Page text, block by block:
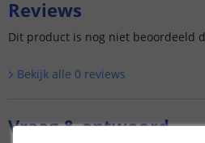
Reviews
Dit product is nog niet beoordeeld
Bekijk alle 0 reviews
Vraag & antwoord